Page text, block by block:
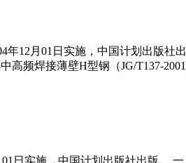
12月01日实施，中国计划出版
频焊接薄壁H型钢（JG/T137-
日实施，中国计划出版社出版。